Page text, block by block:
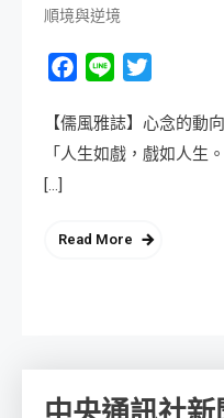
順境與逆境
Facebook
Line
【儒風雅誌】心念的動
「人生如戲，戲如人生
[…]
Read More